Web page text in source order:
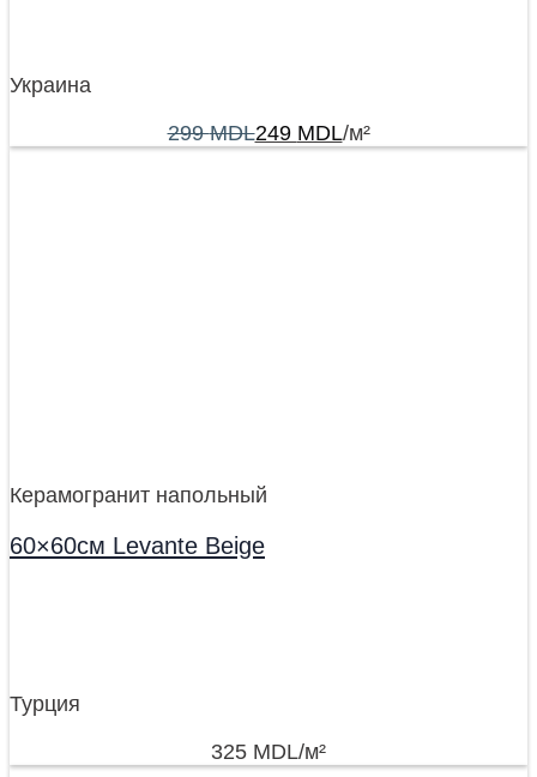
Украина
299MDL249 MDL/м²
Керамогранит напольный
60×60см Levante Beige
Турция
325 MDL/м²